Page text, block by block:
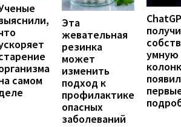
самом
Эта
жевательная
резинка
может
изменить
подход к
профилактике
опасных
заболеваний
умную